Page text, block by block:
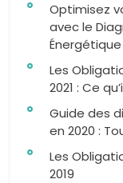
Optimisez
avec le
Énergétique
Les
2021 : Ce
Guide des
en 2020 :
Les
2019